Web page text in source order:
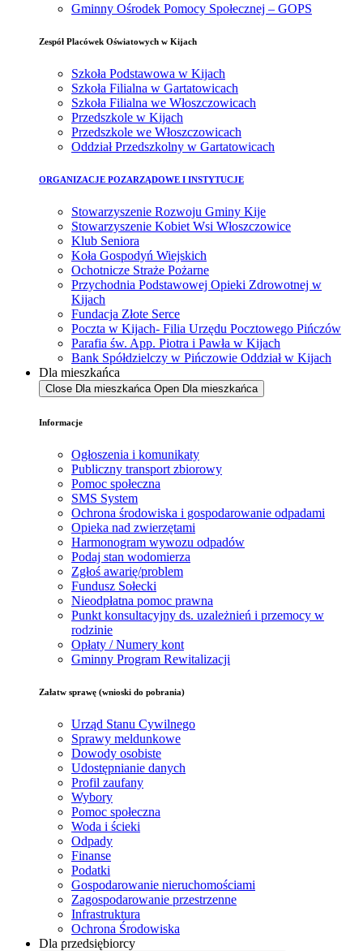
Gminny Ośrodek Pomocy Społecznej – GOPS
Zespół Placówek Oświatowych w Kijach
Szkoła Podstawowa w Kijach
Szkoła Filialna w Gartatowicach
Szkoła Filialna we Włoszczowicach
Przedszkole w Kijach
Przedszkole we Włoszczowicach
Oddział Przedszkolny w Gartatowicach
ORGANIZACJE POZARZĄDOWE I INSTYTUCJE
Stowarzyszenie Rozwoju Gminy Kije
Stowarzyszenie Kobiet Wsi Włoszczowice
Klub Seniora
Koła Gospodyń Wiejskich
Ochotnicze Straże Pożarne
Przychodnia Podstawowej Opieki Zdrowotnej w
Kijach
Fundacja Złote Serce
Poczta w Kijach- Filia Urzędu Pocztowego Pińczów
Parafia św. App. Piotra i Pawła w Kijach
Bank Spółdzielczy w Pińczowie Oddział w Kijach
Dla mieszkańca
Close Dla mieszkańca Open Dla mieszkańca
Informacje
Ogłoszenia i komunikaty
Publiczny transport zbiorowy
Pomoc społeczna
SMS System
Ochrona środowiska i gospodarowanie odpadami
Opieka nad zwierzętami
Harmonogram wywozu odpadów
Podaj stan wodomierza
Zgłoś awarię/problem
Fundusz Sołecki
Nieodpłatna pomoc prawna
Punkt konsultacyjny ds. uzależnień i przemocy w
rodzinie
Opłaty / Numery kont
Gminny Program Rewitalizacji
Załatw sprawę (wnioski do pobrania)
Urząd Stanu Cywilnego
Sprawy meldunkowe
Dowody osobiste
Udostępnianie danych
Profil zaufany
Wybory
Pomoc społeczna
Woda i ścieki
Odpady
Finanse
Podatki
Gospodarowanie nieruchomościami
Zagospodarowanie przestrzenne
Infrastruktura
Ochrona Środowiska
Dla przedsiębiorcy